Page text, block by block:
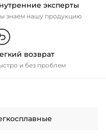
эксперты
знаем нашу продукцию
возврат
и без проблем